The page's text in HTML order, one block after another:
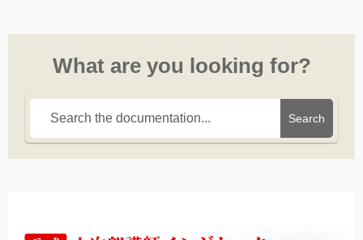
What are you looking for?
Search